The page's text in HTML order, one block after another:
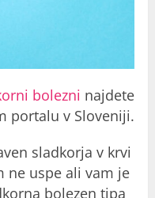
bolezni najdete
portalu v Sloveniji.
sladkorja v krvi
ne uspe ali vam je
bolezen tipa